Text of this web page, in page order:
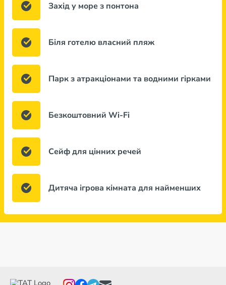
Захід у море з понтона
Біля готелю власний пляж
Парк з атракціонами та водними гірками
Безкоштовний Wi-Fi
Сейф для цінних речей
Дитяча ігрова кімната для найменших